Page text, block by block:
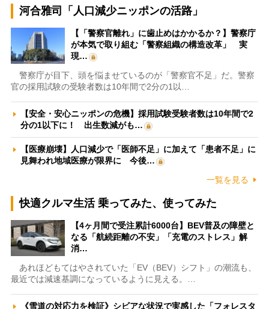
河合雅司「人口減少ニッポンの活路」
【「警察官離れ」に歯止めはかかるか？】警察庁
が本気で取り組む「警察組織の構造改革」 実
現…
警察庁が目下、頭を悩ませているのが「警察官不足」だ。警察
官の採用試験の受験者数は10年間で2分の1以…
【安全・安心ニッポンの危機】採用試験受験者数は10年間で2
分の1以下に！ 出生数減がも…
【医療崩壊】人口減少で「医師不足」に加えて「患者不足」に
見舞われ地域医療が限界に 今後…
一覧を見る
快適クルマ生活 乗ってみた、使ってみた
【4ヶ月間で受注累計6000台】BEV普及の障壁と
なる「航続距離の不安」「充電のストレス」解
消…
あれほどもてはやされていた「EV（BEV）シフト」の潮流も、
最近では減速基調になっているように見える。…
《雪道の対応力を検証》シビアな状況で実感した「フォレスタ